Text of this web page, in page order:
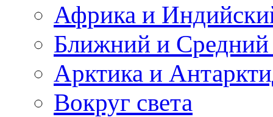
Африка и
Ближний и Средний
Арктика и
Вокруг света